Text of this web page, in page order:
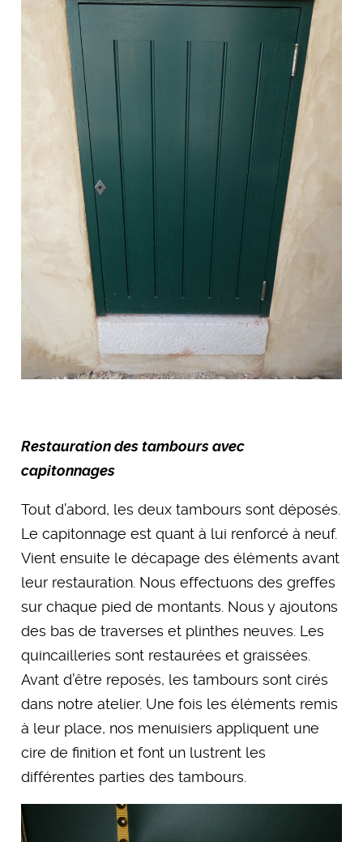
Restauration des tambours avec
capitonnages
Tout d’abord, les deux tambours sont déposés.
Le capitonnage est quant à lui renforcé à neuf.
Vient ensuite le décapage des éléments avant
leur restauration. Nous effectuons des greffes
sur chaque pied de montants. Nous y ajoutons
des bas de traverses et plinthes neuves. Les
quincailleries sont restaurées et graissées.
Avant d’être reposés, les tambours sont cirés
dans notre atelier. Une fois les éléments remis
à leur place, nos menuisiers appliquent une
cire de finition et font un lustrent les
différentes parties des tambours.